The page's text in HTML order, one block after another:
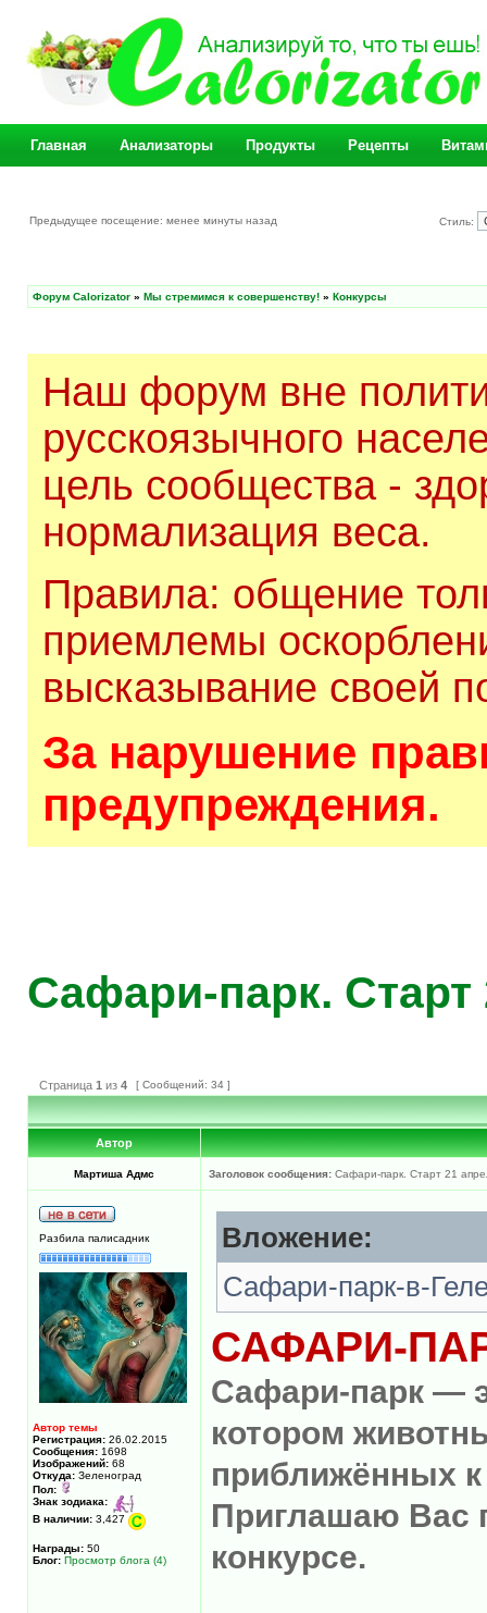
Главная Анализаторы Продукты Рецепты
Предыдущее посещение: менее минуты назад Стиль:
Форум Calorizator » Мы стремимся к совершенству! » Конкурсы
Наш форум вне
русскоязычного
цель сообщества -
нормализация веса.
Правила: общение
приемлемы
высказывание своей
За нарушение
предупреждения.
Сафари-парк. Старт
Страница 1 из 4 [ Сообщений: 34 ]
Автор
Мартиша Адмс Заголовок сообщения: Сафари-парк. Старт 21
Разбила палисадник
Автор темы
Регистрация: 26.02.2015
Сообщения: 1698
Изображений: 68
Откуда: Зеленоград
Пол:
Знак зодиака:
В наличии: 3,427
Награды: 50
Блог: Просмотр блога (4)
Вложение:
Сафари-парк-в-
САФАРИ-
Сафари-парк —
котором
приближённых
Приглашаю Вас
конкурсе.